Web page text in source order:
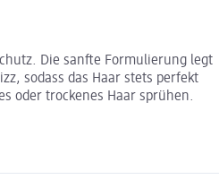
Die sanfte Formulierung legt
sodass das Haar stets perfekt
oder trockenes Haar sprühen.